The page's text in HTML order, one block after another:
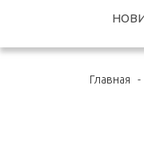
Главная -